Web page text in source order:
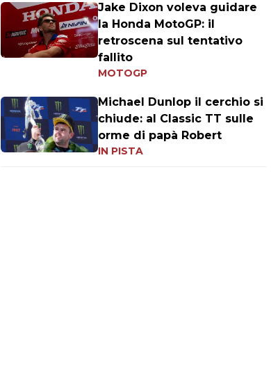
Jake Dixon voleva guidare
la Honda MotoGP: il
retroscena sul tentativo
fallito
MOTOGP
Michael Dunlop il cerchio si
chiude: al Classic TT sulle
orme di papà Robert
IN PISTA